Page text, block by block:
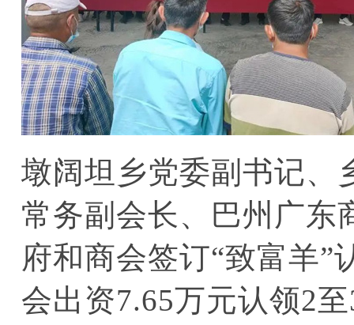
墩阔坦乡党委副书记、
常务副会长、巴州广东
府和商会签订“致富羊”
会出资7.65万元认领2